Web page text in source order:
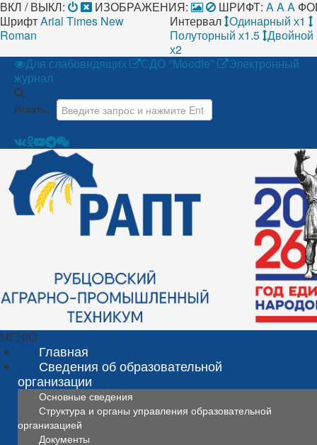
ВКЛ / ВЫКЛ: ИЗОБРАЖЕНИЯ: ШРИФТ: AAA
ШрифтArial Times New
Roman
Интервал Одинарный х1
Полуторный х1.5 Двойной
х2
Для слабовидящих
СДО "Moodle"
Электронный
журнал
Искать...
МЕНЮ
Главная
Сведения об образовательной
организации
Основные сведения
Структура и органы управления образовательной
организацией
Документы